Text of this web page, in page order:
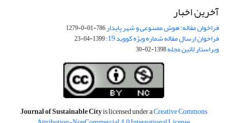
آخرین اخبار
فراخوان مقاله: هوش مصنوعی و شهر پایدار786-01-0-1279
فراخوان ارسال مقاله شماره ویژه کووید 19: 1399-04-23
ویراستار لاتین مجله1398-02-30
Journal of Sustainable Cityis licensed under aCreative Commons